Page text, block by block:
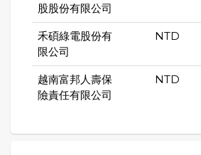
股股份有限公司
禾碩綠電股份有
限公司
NTD
越南富邦人壽保
險責任有限公司
NTD